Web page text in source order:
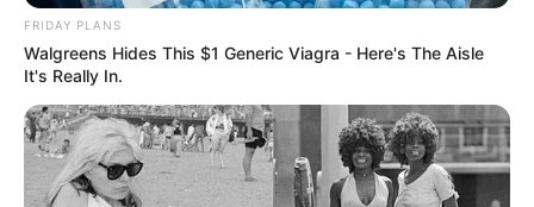
FRIDAY PLANS
Walgreens Hides This $1 Generic Viagra - Here's The Aisle
It's Really In.